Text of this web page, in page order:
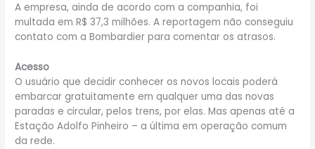
A empresa, ainda de acordo com a companhia, foi
multada em R$ 37,3 milhões. A reportagem não conseguiu
contato com a Bombardier para comentar os atrasos.
Acesso
O usuário que decidir conhecer os novos locais poderá
embarcar gratuitamente em qualquer uma das novas
paradas e circular, pelos trens, por elas. Mas apenas até a
Estação Adolfo Pinheiro – a última em operação comum
da rede.